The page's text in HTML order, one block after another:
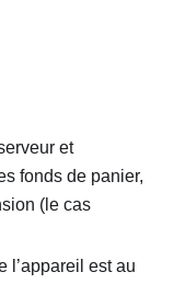
et
fonds de panier,
(le cas
l’appareil est au